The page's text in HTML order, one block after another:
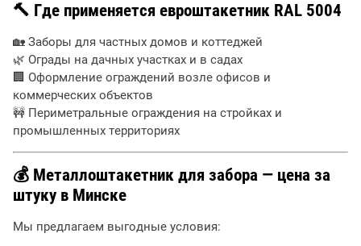
🔨 Где применяется евроштакетник RAL 5004
🏡 Заборы для частных домов и коттеджей
🌿 Ограды на дачных участках и в садах
🏢 Оформление ограждений возле офисов и
коммерческих объектов
🚧 Периметральные ограждения на стройках и
промышленных территориях
💰 Металлоштакетник для забора — цена за
штуку в Минске
Мы предлагаем выгодные условия: